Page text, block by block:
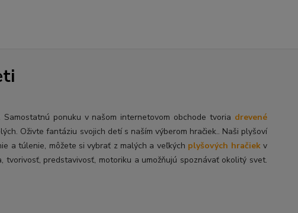
ponuku v našom internetovom obchode tvoria drevené
Oživte fantáziu svojich detí s naším výberom hračiek.. Naši plyšoví
a túlenie, môžete si vybrať z malých a veľkých plyšových hračiekv
tvorivosť, predstavivosť, motoriku a umožňujú spoznávať okolitý svet.